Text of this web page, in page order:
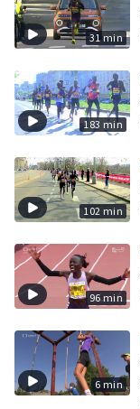
31 min
183 min
102 min
96 min
6 min